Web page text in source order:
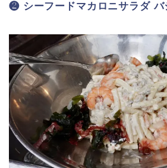
❷ シーフードマカロニサラダ バ